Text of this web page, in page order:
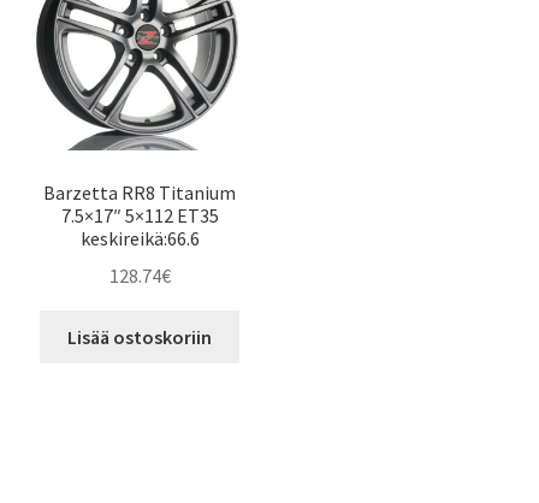
Barzetta RR8 Titanium
7.5×17″ 5×112 ET35
keskireikä:66.6
128.74€
Lisää ostoskoriin